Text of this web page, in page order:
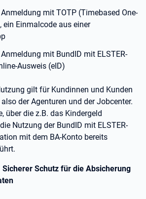
mit TOTP (Timebased One-
ein Einmalcode aus einer
mit BundID mit ELSTER-
Ausweis (eID)
gilt für Kundinnen und Kunden
der Agenturen und der Jobcenter.
über die z.B. das Kindergeld
Nutzung der BundID mit ELSTER-
mit dem BA-Konto bereits
Sicherer Schutz für die Absicherung